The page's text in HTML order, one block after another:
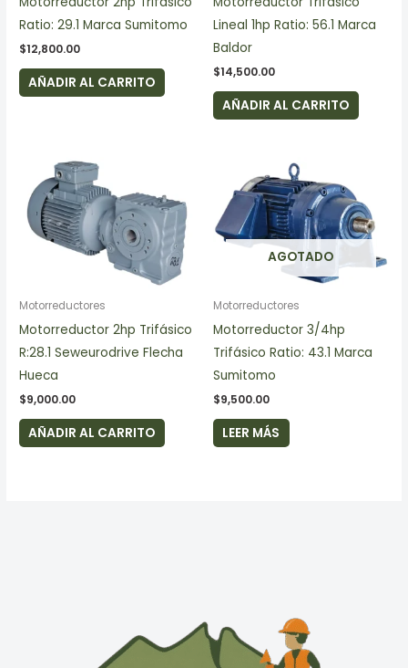
Ratio: 29.1 Marca Sumitomo
$12,800.00
AÑADIR AL CARRITO
Lineal 1hp Ratio: 56.1 Marca
Baldor
$14,500.00
AÑADIR AL CARRITO
Motorreductores
Motorreductor 2hp Trifásico
R:28.1 Seweurodrive Flecha
Hueca
$9,000.00
AÑADIR AL CARRITO
AGOTADO
Motorreductores
Motorreductor 3/4hp
Trifásico Ratio: 43.1 Marca
Sumitomo
$9,500.00
LEER MÁS